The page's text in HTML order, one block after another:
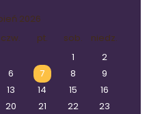
2026
czw. pt. sob.
niedz.
1
2
6 7 8
9
13 14 15
16
20 21 22
23